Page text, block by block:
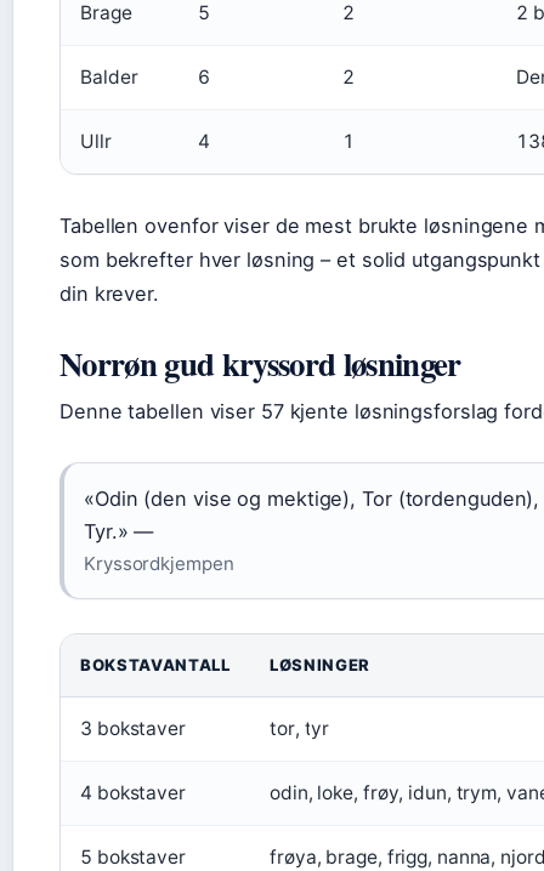
Brage 5 2 2
Balder 6 2
Ullr 4 1
Tabellen ovenfor viser de mest brukte løsningene
som bekrefter hver løsning – et solid
din krever.
Norrøn gud kryssord løsninger
Denne tabellen viser 57 kjente løsningsforslag
«Odin (den vise og mektige), Tor
Tyr.» —
Kryssordkjempen
BOKSTAVANTALL LØSNINGER
3 bokstaver tor, tyr
4 bokstaver odin, loke, frøy, idun, trym,
5 bokstaver frøya, brage, frigg, nanna,